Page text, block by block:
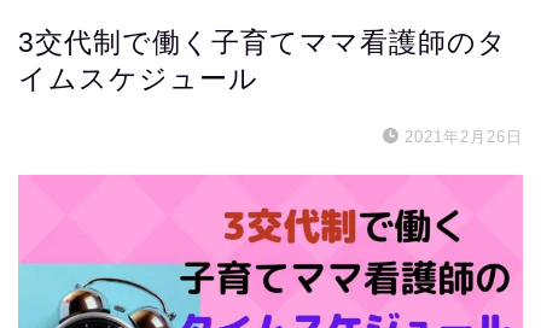
3交代制で働く子育てママ看護師のタ
イムスケジュール
2021年2月26日